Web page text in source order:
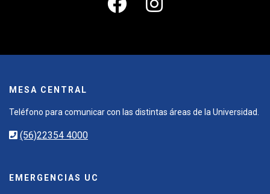
MESA CENTRAL
Teléfono para comunicar con las distintas áreas de la Universidad.
(56)22354 4000
EMERGENCIAS UC